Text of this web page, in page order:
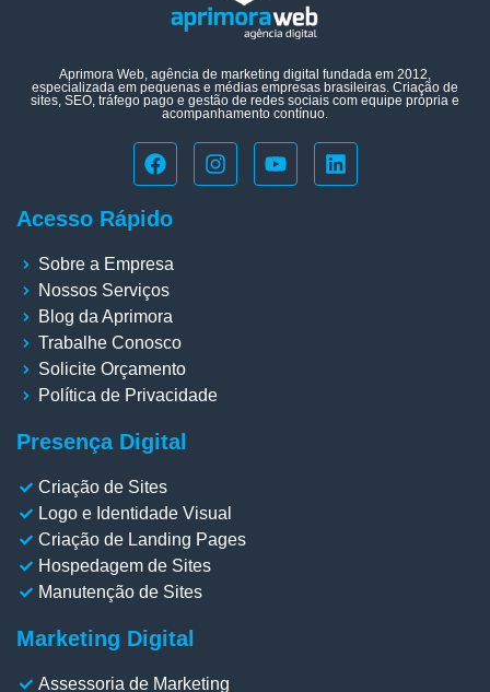
Aprimora Web, agência de marketing digital fundada em 2012,
especializada em pequenas e médias empresas brasileiras. Criação de
sites, SEO, tráfego pago e gestão de redes sociais com equipe própria e
acompanhamento contínuo.
Acesso Rápido
Sobre a Empresa
Nossos Serviços
Blog da Aprimora
Trabalhe Conosco
Solicite Orçamento
Política de Privacidade
Presença Digital
Criação de Sites
Logo e Identidade Visual
Criação de Landing Pages
Hospedagem de Sites
Manutenção de Sites
Marketing Digital
Assessoria de Marketing